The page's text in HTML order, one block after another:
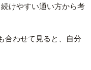
続けやすい通い方から考
合わせて見ると、自分